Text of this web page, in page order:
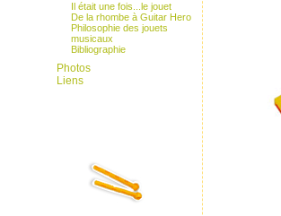
Il était une fois...le jouet
De la rhombe à Guitar Hero
Philosophie des jouets
musicaux
Bibliographie
Photos
Liens